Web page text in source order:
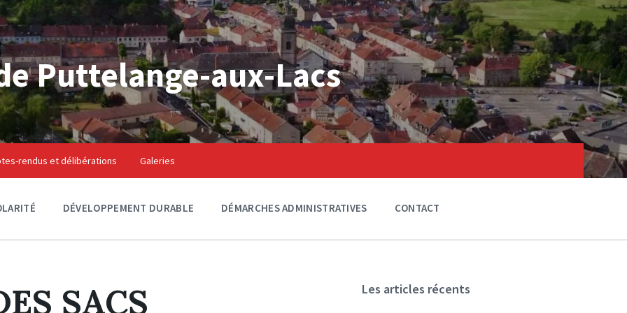
Puttelange-aux-Lacs
rendus et délibérations
Galeries
DÉVELOPPEMENT DURABLE DÉMARCHES ADMINISTRATIVES CONTACT
SACS
Les articles récents